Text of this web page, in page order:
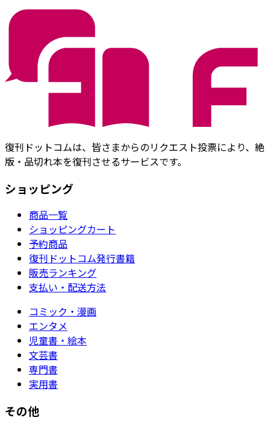
復刊ドットコムは、皆さまからのリクエスト投票により、絶
版・品切れ本を復刊させるサービスです。
ショッピング
商品一覧
ショッピングカート
予約商品
復刊ドットコム発行書籍
販売ランキング
支払い・配送方法
コミック・漫画
エンタメ
児童書・絵本
文芸書
専門書
実用書
その他